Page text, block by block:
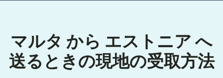
マルタ から エストニア へ
送るときの現地の受取方法